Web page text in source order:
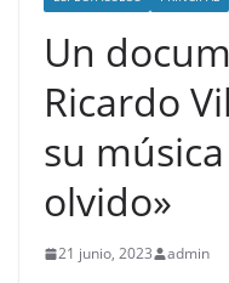
Un
Ricardo
su
olvido»
21 junio, 2023 admin